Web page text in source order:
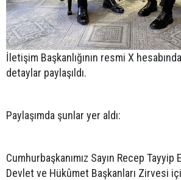
İletişim Başkanlığının resmi X
detaylar paylaşıldı.
Paylaşımda şunlar yer aldı:
Cumhurbaşkanımız Sayın Recep Tayyip
Devlet ve Hükûmet Başkanları Zirvesi